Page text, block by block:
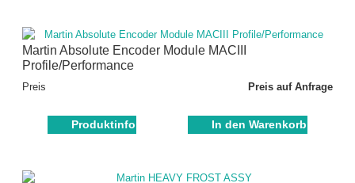
Martin Absolute Encoder Module MACIII
Profile/Performance
Preis Preis auf Anfrage
Produktinfo In den Warenkorb